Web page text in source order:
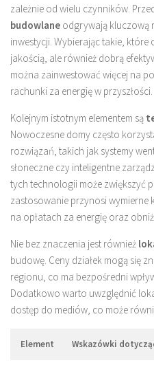
zależnie od wielu czynników.
budowlane odgrywają kluczową
inwestycji. Wybierając takie,
jakością, ale również dobrą
można zainwestować więcej na
rachunki za energię w przyszłości.
Kolejnym istotnym elementem są
Nowoczesne domy często
rozwiązań, takich jak systemy
słoneczne czy inteligentne
tych technologii może zwiększyć
zastosowanie przynosi
na opłatach za energię oraz
Nie bez znaczenia jest również
budowę. Ceny działek mogą się
regionu, co ma bezpośredni
Dodatkowo warto uwzględnić
dostęp do mediów, co może
Element Wskazówki